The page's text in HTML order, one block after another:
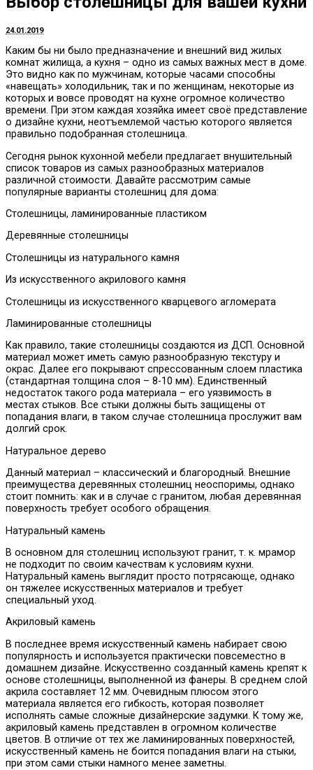
24.01.2019
Каким бы ни было предназначение и внешний вид жилых
комнат жилища, а кухня – одно из самых важных мест в доме.
Это видно как по мужчинам, которые часами способны
«навещать» холодильник, так и по женщинам, некоторые из
которых и вовсе проводят на кухне огромное количество
времени. При этом каждая хозяйка имеет своё представление
о дизайне кухни, неотъемлемой частью которого является
правильно подобранная столешница.
Сегодня рынок кухонной мебели предлагает внушительный
список товаров из самых разнообразных материалов
различной стоимости. Давайте рассмотрим самые
популярные варианты столешниц для дома:
Столешницы, ламинированные пластиком
Деревянные столешницы
Столешницы из натурального камня
Из искусственного акрилового камня
Столешницы из искусственного кварцевого агломерата
Ламинированные столешницы
Как правило, такие столешницы создаются из ДСП. Основной
материал может иметь самую разнообразную текстуру и
окрас. Далее его покрывают спрессованным слоем пластика
(стандартная толщина слоя – 8-10 мм). Единственный
недостаток такого рода материала – его уязвимость в
местах стыков. Все стыки должны быть защищены от
попадания влаги, в таком случае столешница прослужит вам
долгий срок.
Натуральное дерево
Данный материал – классический и благородный. Внешние
преимущества деревянных столешниц неоспоримы, однако
стоит помнить: как и в случае с гранитом, любая деревянная
поверхность требует особого обращения.
Натуральный камень
В основном для столешниц используют гранит, т. к. мрамор
не подходит по своим качествам к условиям кухни.
Натуральный камень выглядит просто потрясающе, однако
он тяжелее искусственных материалов и требует
специальный уход.
Акриловый камень
В последнее время искусственный камень набирает свою
популярность и используется практически повсеместно в
домашнем дизайне. Искусственно созданный камень крепят к
основе столешницы, выполненной из фанеры. В среднем слой
акрила составляет 12 мм. Очевидным плюсом этого
материала является его гибкость, которая позволяет
исполнять самые сложные дизайнерские задумки. К тому же,
акриловый камень представлен в огромном количестве
цветов. В отличие от тех же ламинированных поверхностей,
искусственный камень не боится попадания влаги на стыки,
при этом сами стыки намного менее заметны.